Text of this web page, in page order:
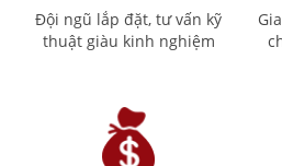
Đội ngũ lắp đặt, tư vấn kỹ
thuật giàu kinh nghiệm